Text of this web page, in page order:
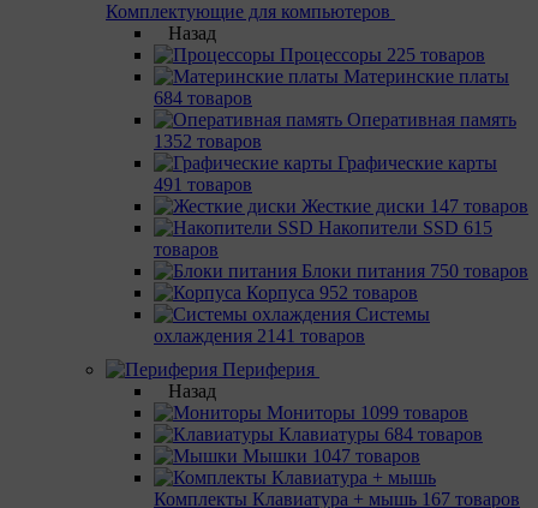
Комплектующие для компьютеров
Назад
Процессоры 225 товаров
Материнcкие платы
684 товаров
Оперативная память
1352 товаров
Графические карты
491 товаров
Жесткие диски 147 товаров
Накопители SSD 615
товаров
Блоки питания 750 товаров
Корпуса 952 товаров
Системы
охлаждения 2141 товаров
Периферия
Назад
Мониторы 1099 товаров
Клавиатуры 684 товаров
Мышки 1047 товаров
Комплекты Клавиатура + мышь 167 товаров